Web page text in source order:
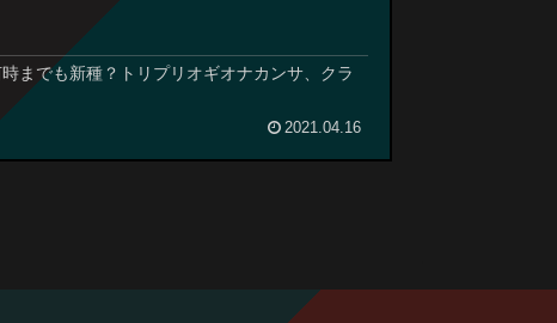
までも新種？トリプリオギオナカンサ、クラ
2021.04.16